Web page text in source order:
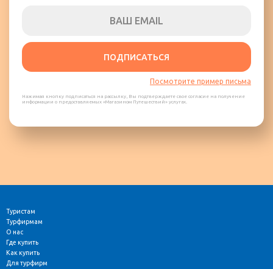
ПОДПИСАТЬСЯ
Посмотрите пример письма
Нажимая кнопку подписаться на рассылку, Вы подтверждаете свое согласие на получение
информации о предоставляемых «Магазином Путешествий» услугах.
Туристам
Турфирмам
О нас
Где купить
Как купить
Для турфирм